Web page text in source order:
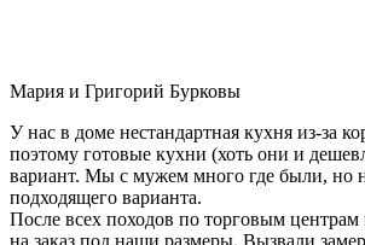
Мария и Григорий Бурковы
У нас в доме нестандартная кухня из-за
поэтому готовые кухни (хоть они и
вариант. Мы с мужем много где были, но
подходящего варианта.
После всех походов по торговым
на заказ под наши размеры. Вызвали